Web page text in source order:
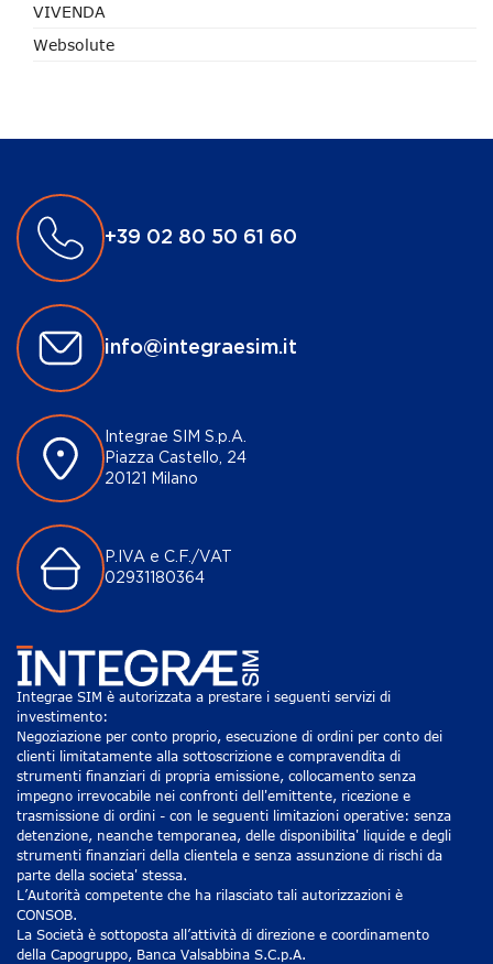
VIVENDA
Websolute
+39 02 80 50 61 60
info@integraesim.it
Integrae SIM S.p.A.
Piazza Castello, 24
20121 Milano
P.IVA e C.F./VAT
02931180364
Integrae SIM è autorizzata a prestare i seguenti servizi di
investimento:
Negoziazione per conto proprio, esecuzione di ordini per conto dei
clienti limitatamente alla sottoscrizione e compravendita di
strumenti finanziari di propria emissione, collocamento senza
impegno irrevocabile nei confronti dell'emittente, ricezione e
trasmissione di ordini - con le seguenti limitazioni operative: senza
detenzione, neanche temporanea, delle disponibilita' liquide e degli
strumenti finanziari della clientela e senza assunzione di rischi da
parte della societa' stessa.
L’Autorità competente che ha rilasciato tali autorizzazioni è
CONSOB.
La Società è sottoposta all’attività di direzione e coordinamento
della Capogruppo, Banca Valsabbina S.C.p.A.